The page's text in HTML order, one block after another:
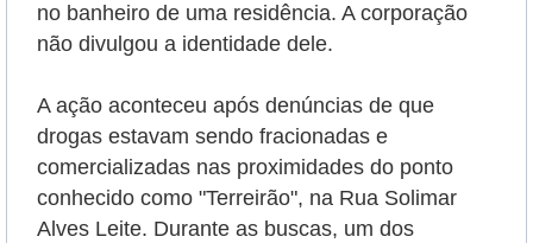
no banheiro de uma residência. A corporação
não divulgou a identidade dele.
A ação aconteceu após denúncias de que
drogas estavam sendo fracionadas e
comercializadas nas proximidades do ponto
conhecido como "Terreirão", na Rua Solimar
Alves Leite. Durante as buscas, um dos